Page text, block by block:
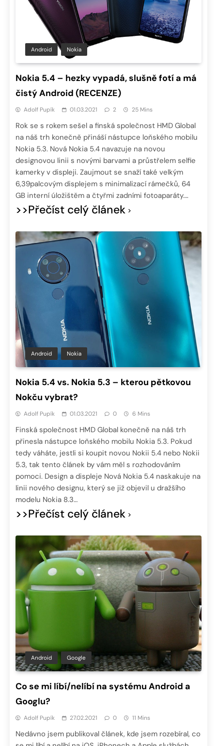
Android Nokia
Nokia 5.4 – hezky vypadá, slušně fotí a má
čistý Android (RECENZE)
Adolf Pupík 01.03.2021 2 25 Mins
Rok se s rokem sešel a finská společnost HMD Global
na náš trh konečně přináší nástupce loňského mobilu
Nokia 5.3. Nová Nokia 5.4 navazuje na novou
designovou linii s novými barvami a průstřelem selfie
kamerky v displeji. Zaujmout se snaží také velkým
6,39palcovým displejem s minimalizací rámečků, 64
GB interní úložištěm a čtyřmi zadními fotoaparáty….
>>Přečíst celý článek
Android Nokia
Nokia 5.4 vs. Nokia 5.3 – kterou pětkovou
Nokču vybrat?
Adolf Pupík 01.03.2021 0 6 Mins
Finská společnost HMD Global konečně na náš trh
přinesla nástupce loňského mobilu Nokia 5.3. Pokud
tedy váháte, jestli si koupit novou Nokii 5.4 nebo Nokii
5.3, tak tento článek by vám měl s rozhodováním
pomoci. Design a displeje Nová Nokia 5.4 naskakuje na
linii nového designu, který se již objevil u dražšího
modelu Nokia 8.3…
>>Přečíst celý článek
Android Google
Co se mi líbí/nelíbí na systému Android a
Googlu?
Adolf Pupík 27.02.2021 0 11 Mins
Nedávno jsem publikoval článek, kde jsem rozebíral, co